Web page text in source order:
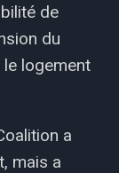
de
du
logement
a
mais a